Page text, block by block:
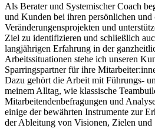
Als Berater und Systemischer Coach
und Kunden bei ihren persönlichen und
Veränderungensprojekten und
Ziel zu identifizieren und schließlich
langjährigen Erfahrung in der
Arbeitssituationen stehe ich unseren
Sparringspartner für ihre
Dazu gehört die Arbeit mit Führungs-
meinem Alltag, wie klassische
Mitarbeitendenbefragungen und
einige der bewährten Instrumente zur
der Ableitung von Visionen, Zielen und